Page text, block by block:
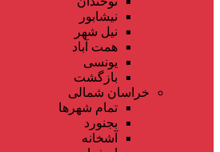
نیشابور
نیل شهر
همت آباد
یونسی
بازگشت
خراسان شمالی
تمام شهر‌ها
بجنورد
آشخانه